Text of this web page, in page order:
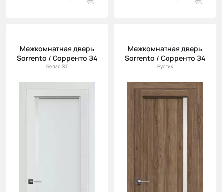
Межкомнатная дверь
Sorrento / Сорренто З4
Белая ST
Межкомнатная дверь
Sorrento / Сорренто З4
Рустик